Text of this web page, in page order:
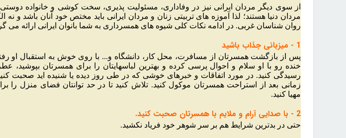
از سوی دیگر مردان ایرانی نیز در وفاداری، مسئولیت پذیری، سخت کوشی و خانواده
مردان دنیا هستند؛ لذا آموزه های تربیتی زنان و مردان ایرانی باید مختص خود آنان باشد و نه
روان شناسان غربی. در ادامه نکات کلی شیوه های همسرداری به شما بانوان ایرانی ارائه می
1 - میزبانی جذاب باشید
پس از بازگشت همسرتان از مسافرت، محل کار، دانشگاه و... با روی خوش به استقبال او
خنده رو با او سلام و احوال پرسی کرده و بهترین لباسهایتان را برای همسرتان بپوشید،
رسیدگی کنید. در مورد اتفاقات و خبرهای خوشی که در طی روز دیده یا شنیده اید صحبت کنید
زمانی بعد از استراحت همسرتان موکول کنید. تلاش کنید تا در حد توانتان فضای منزل را
مهیا کنید.
2 - با صدایی آرام و ملایم با همسرتان صحبت کنید.
حتی در بدترین شرایط هم بر سر شوهر خود فریاد نکشید.